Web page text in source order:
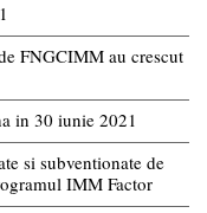
FNGCIMM au crescut
in 30 iunie 2021
si subventionate de
IMM Factor